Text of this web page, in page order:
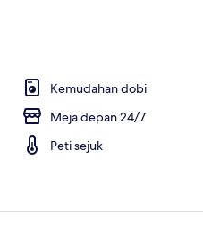
Kemudahan dobi
Meja depan 24/7
Peti sejuk